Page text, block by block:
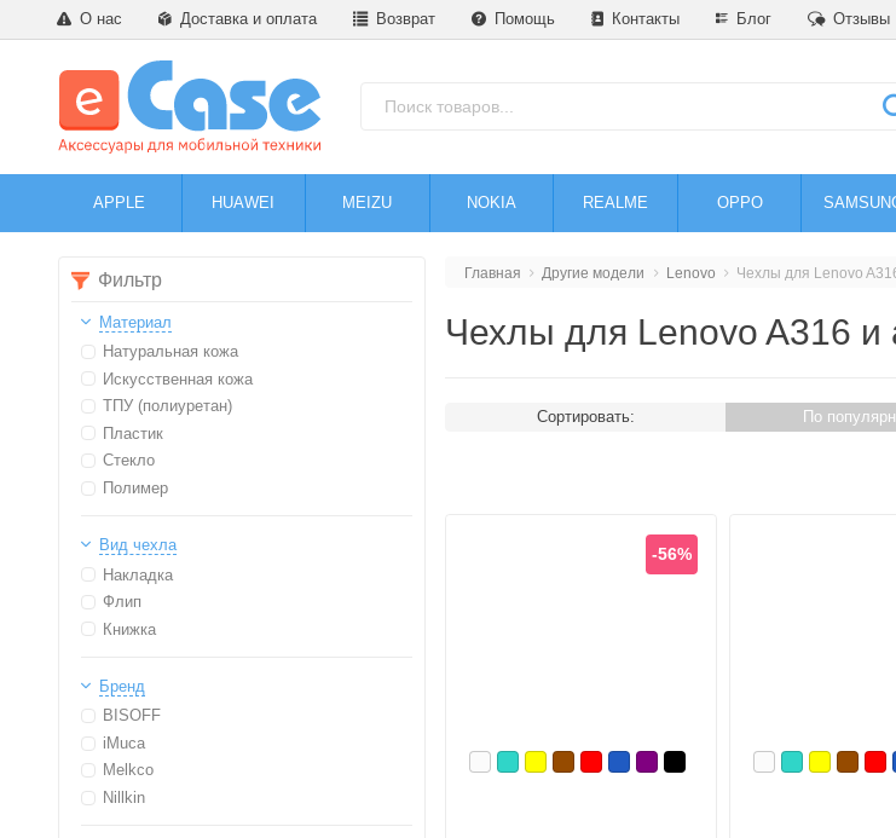
О нас Доставка и оплата Возврат Помощь Контакты Блог Отзывы
APPLE HUAWEI MEIZU NOKIA REALME OPPO
Фильтр
Материал
Натуральная кожа
Искусственная кожа
ТПУ (полиуретан)
Пластик
Стекло
Полимер
Вид чехла
Накладка
Флип
Книжка
Бренд
BISOFF
iMuca
Melkco
Nillkin
Главная Другие модели Lenovo Чехлы для Lenovo
Чехлы для Lenovo A316 и
Сортировать: По
БелыйБирюзовый
Желтый
Коричневый
Красный
Синий, темный
Фиолетовый, темный
Черный
-56%
БелыйБирюзовый
Желтый